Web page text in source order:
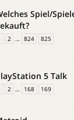
Spiel/
2 … 824 825
5 Talk
2 … 168 169